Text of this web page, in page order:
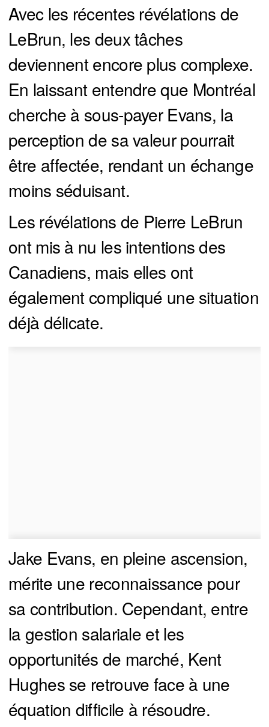
Avec les récentes révélations de
LeBrun, les deux tâches
deviennent encore plus complexe.
En laissant entendre que Montréal
cherche à sous-payer Evans, la
perception de sa valeur pourrait
être affectée, rendant un échange
moins séduisant.
Les révélations de Pierre LeBrun
ont mis à nu les intentions des
Canadiens, mais elles ont
également compliqué une situation
déjà délicate.
Jake Evans, en pleine ascension,
mérite une reconnaissance pour
sa contribution. Cependant, entre
la gestion salariale et les
opportunités de marché, Kent
Hughes se retrouve face à une
équation difficile à résoudre.